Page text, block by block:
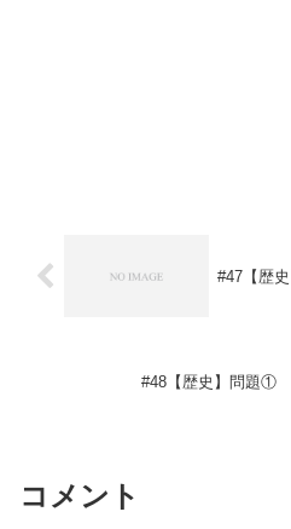
#47【歴
#48【歴史】問題①
コメント